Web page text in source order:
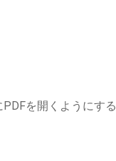
を開くようにする